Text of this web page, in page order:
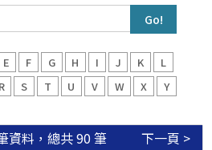
入
前
幾
個
E F G H I J K
L
R S T U V W X
Y
資料，總共 90 筆
下一頁 >